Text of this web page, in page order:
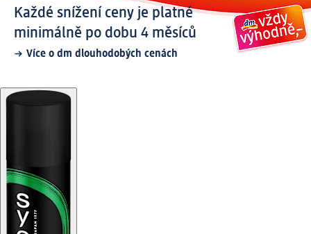
Každé snížení ceny je platné
minimálně po dobu 4 měsíců
Více o dm dlouhodobých cenách